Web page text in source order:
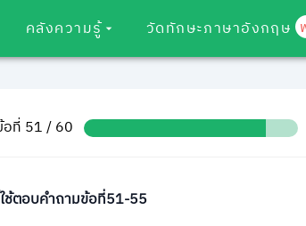
คลังความรู้ วัดทักษะภาษาอังกฤษ
อที่ 51 / 60
ช้ตอบคำถามข้อที่51-55